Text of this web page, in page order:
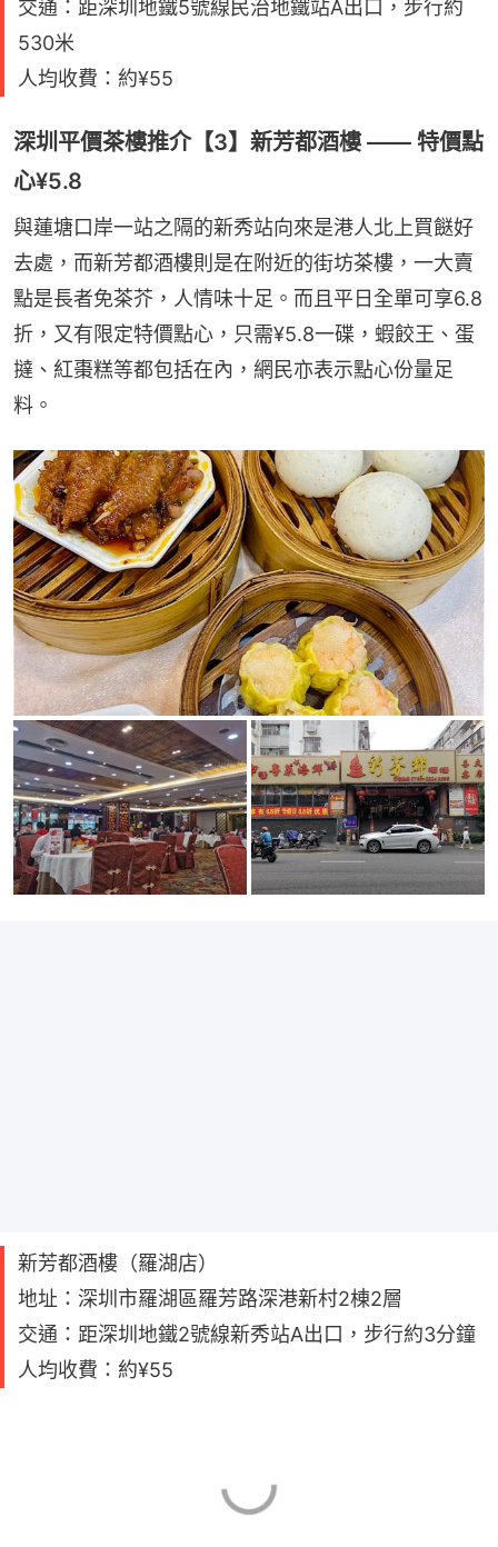
交通：距深圳地鐵5號線民治地鐵站A出口，步行約
530米
人均收費：約¥55
深圳平價茶樓推介【3】新芳都酒樓 —— 特價點
心¥5.8
與蓮塘口岸一站之隔的新秀站向來是港人北上買餸好
去處，而新芳都酒樓則是在附近的街坊茶樓，一大賣
點是長者免茶芥，人情味十足。而且平日全單可享6.8
折，又有限定特價點心，只需¥5.8一碟，蝦餃王、蛋
撻、紅棗糕等都包括在內，網民亦表示點心份量足
料。
新芳都酒樓（羅湖店）
地址：深圳市羅湖區羅芳路深港新村2棟2層
交通：距深圳地鐵2號線新秀站A出口，步行約3分鐘
人均收費：約¥55